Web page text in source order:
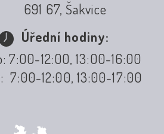
691 67, Šakvice
Úřední hodiny:
7:00-12:00, 13:00-16:00
7:00-12:00, 13:00-17:00